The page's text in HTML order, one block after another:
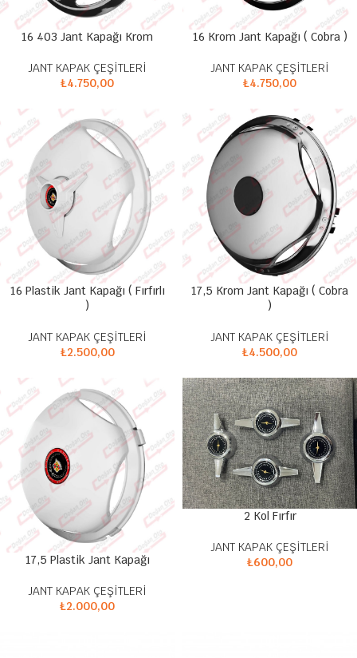
16 403 Jant Kapağı Krom
JANT KAPAK ÇEŞİTLERİ
₺4.750,00
16 Krom Jant Kapağı ( Cobra )
JANT KAPAK ÇEŞİTLERİ
₺4.750,00
16 Plastik Jant Kapağı ( Fırfırlı
)
JANT KAPAK ÇEŞİTLERİ
₺2.500,00
17,5 Krom Jant Kapağı ( Cobra
)
JANT KAPAK ÇEŞİTLERİ
₺4.500,00
17,5 Plastik Jant Kapağı
JANT KAPAK ÇEŞİTLERİ
₺2.000,00
2 Kol Fırfır
JANT KAPAK ÇEŞİTLERİ
₺600,00